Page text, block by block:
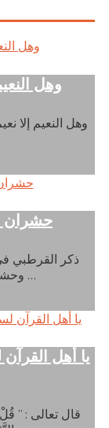
وهل
وهل النعيم إلا
حشران
ذكر القرطبي
وحشران في الآخرة ، فاللذان في الدنيا …
يا أهل
قال تعالى : ”